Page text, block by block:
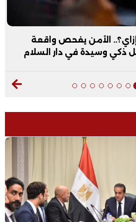
إزاي؟.. الأمن يفحص واقعة
ذكي وسيدة في دار السلام